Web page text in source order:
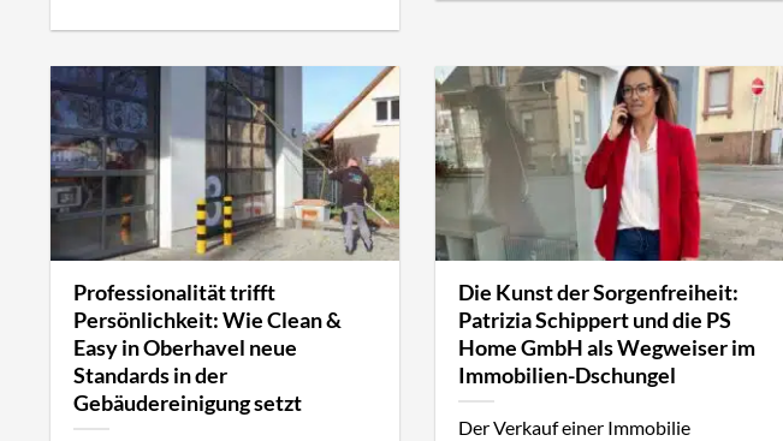
Professionalität trifft
Persönlichkeit: Wie Clean &
Easy in Oberhavel neue
Standards in der
Gebäudereinigung setzt
Die Kunst der Sorgenfreiheit:
Patrizia Schippert und die PS
Home GmbH als Wegweiser im
Immobilien-Dschungel
Der Verkauf einer Immobilie